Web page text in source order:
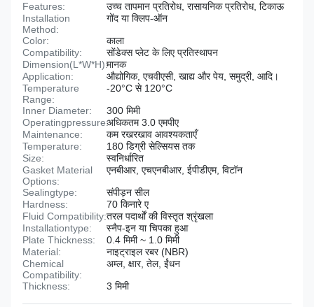
Features:
उच्च तापमान प्रतिरोध, रासायनिक प्रतिरोध, टिकाऊ
Installation
Method:
गोंद या क्लिप-ऑन
Color:
काला
Compatibility:
सोंडेक्स प्लेट के लिए प्रतिस्थापन
Dimension(L*W*H):मानक
Application:
औद्योगिक, एचवीएसी, खाद्य और पेय, समुद्री, आदि।
Temperature
Range:
-20°C से 120°C
Inner Diameter:
300 मिमी
Operatingpressure:अधिकतम 3.0 एमपीए
Maintenance:
कम रखरखाव आवश्यकताएँ
Temperature:
180 डिग्री सेल्सियस तक
Size:
स्वनिर्धारित
Gasket Material
Options:
एनबीआर, एचएनबीआर, ईपीडीएम, विटॉन
Sealingtype:
संपीड़न सील
Hardness:
70 किनारे ए
Fluid Compatibility:तरल पदार्थों की विस्तृत श्रृंखला
Installationtype:
स्नैप-इन या चिपका हुआ
Plate Thickness:
0.4 मिमी ~ 1.0 मिमी
Material:
नाइट्राइल रबर (NBR)
Chemical
Compatibility:
अम्ल, क्षार, तेल, ईंधन
Thickness:
3 मिमी